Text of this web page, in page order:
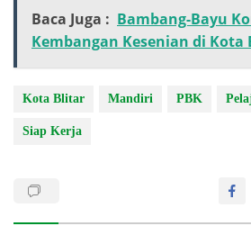
Baca Juga : Bambang-Bayu
Kembangan Kesenian di Kota
Kota Blitar Mandiri PBK
Siap Kerja